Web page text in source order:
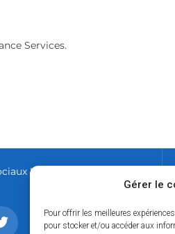
Gérer le
Pour offrir les meilleures
pour stocker et/ou accéder aux
Services.
!